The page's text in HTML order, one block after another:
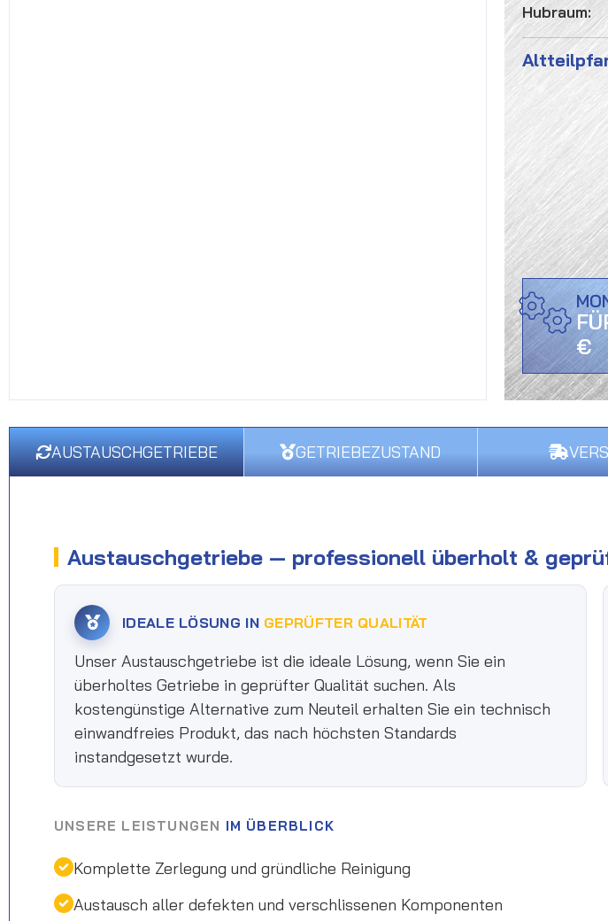
Hubraum:
€
AUSTAUSCHGETRIEBE GETRIEBEZUSTAND
Austauschgetriebe — professionell überholt &
IDEALE LÖSUNG IN GEPRÜFTER QUALITÄT
Unser Austauschgetriebe ist die ideale Lösung, wenn Sie ein
überholtes Getriebe in geprüfter Qualität suchen. Als
kostengünstige Alternative zum Neuteil erhalten Sie ein technisch
einwandfreies Produkt, das nach höchsten Standards
instandgesetzt wurde.
UNSERE LEISTUNGEN IM ÜBERBLICK
Komplette Zerlegung und gründliche Reinigung
Austausch aller defekten und verschlissenen Komponenten